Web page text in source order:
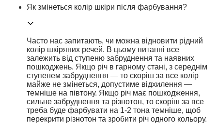
Як змінеться колір шкіри після фарбування?
Часто нас запитають, чи можна відновити рідний
колір шкіряних речей. В цьому питанні все
залежить від ступеню забруднення та наявних
пошкоджень. Якщо річ в гарному стані, з середнім
ступенем забруднення — то скоріш за все колір
майже не змінеться, допустиме відхилення —
темніше на півтону. Якщо річ має пошкодження,
сильне забруднення та різнотон, то скоріш за все
треба буде фарбувати на 1-2 тона темніше, щоб
перекрити різнотон та зробити річ одного кольору.